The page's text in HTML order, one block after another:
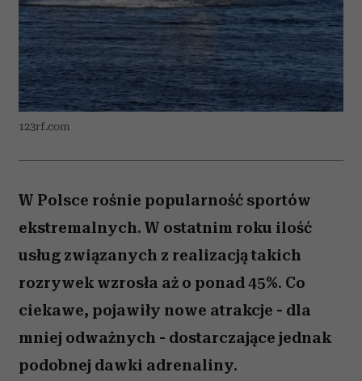
123rf.com
W Polsce rośnie popularność sportów
ekstremalnych. W ostatnim roku ilość
usług związanych z realizacją takich
rozrywek wzrosła aż o ponad 45%. Co
ciekawe, pojawiły nowe atrakcje - dla
mniej odważnych - dostarczające jednak
podobnej dawki adrenaliny.